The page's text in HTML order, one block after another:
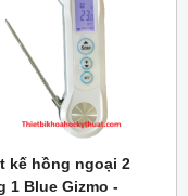
kế hồng ngoại 2
1 Blue Gizmo -